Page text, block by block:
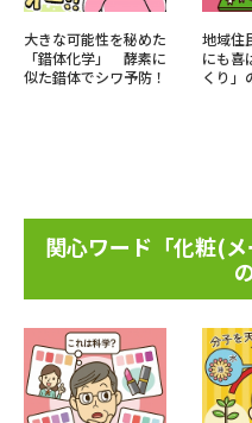
大きな可能性を秘めた
「錯体化学」 酵素に
似た錯体でシワ予防！
地域住
にも喜
くり」
関心ワード「化粧(